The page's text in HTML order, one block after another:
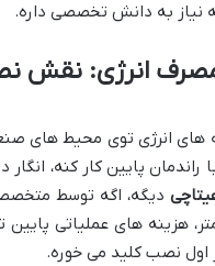
نیاز به دانش تخصصی داره.
انرژی: نقش
های انرژی توی محیط
راندمان پایین کار کنه،
دیگه، اگه توسط متخصص
هزینه های عملیاتی
اول نصب کلید می خوره.